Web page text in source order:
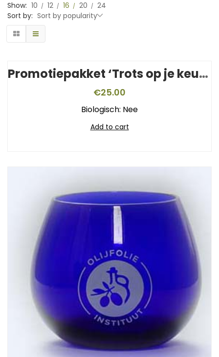
Show: 10 12 16 20
24
Sort by: Sort by popularity
Promotiepakket ‘Trots op je keurmerk’
€25.00
Biologisch: Nee
Add to cart